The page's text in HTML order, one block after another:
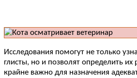
Исследования помогут не только
глисты, но и позволят определить их
крайне важно для назначения